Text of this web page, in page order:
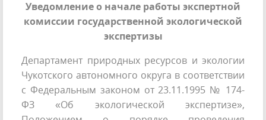
Уведомление о начале работы экспертной
комиссии государственной экологической
экспертизы
Департамент природных ресурсов и экологии
Чукотского автономного округа в соответствии
с Федеральным законом от 23.11.1995 № 174-
ФЗ «Об экологической экспертизе»,